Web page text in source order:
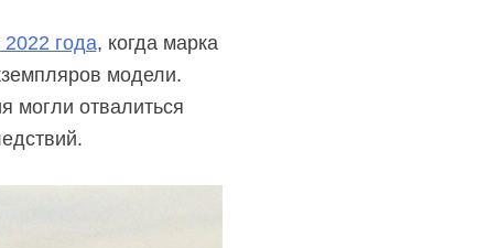
года, когда марка
модели.
могли отвалиться